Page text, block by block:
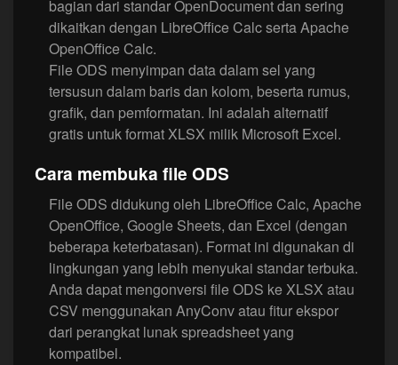
bagian dari standar OpenDocument dan sering
dikaitkan dengan LibreOffice Calc serta Apache
OpenOffice Calc.
File ODS menyimpan data dalam sel yang
tersusun dalam baris dan kolom, beserta rumus,
grafik, dan pemformatan. Ini adalah alternatif
gratis untuk format XLSX milik Microsoft Excel.
Cara membuka file ODS
File ODS didukung oleh LibreOffice Calc, Apache
OpenOffice, Google Sheets, dan Excel (dengan
beberapa keterbatasan). Format ini digunakan di
lingkungan yang lebih menyukai standar terbuka.
Anda dapat mengonversi file ODS ke XLSX atau
CSV menggunakan AnyConv atau fitur ekspor
dari perangkat lunak spreadsheet yang
kompatibel.